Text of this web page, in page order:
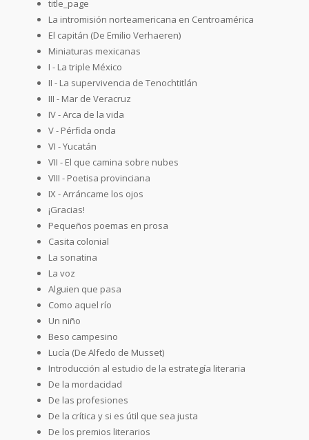
title_page
La intromisión norteamericana en Centroamérica
El capitán (De Emilio Verhaeren)
Miniaturas mexicanas
I - La triple México
II - La supervivencia de Tenochtitlán
III - Mar de Veracruz
IV - Arca de la vida
V - Pérfida onda
VI - Yucatán
VII - El que camina sobre nubes
VIII - Poetisa provinciana
IX - Arráncame los ojos
¡Gracias!
Pequeños poemas en prosa
Casita colonial
La sonatina
La voz
Alguien que pasa
Como aquel río
Un niño
Beso campesino
Lucía (De Alfedo de Musset)
Introducción al estudio de la estrategía literaria
De la mordacidad
De las profesiones
De la crítica y si es útil que sea justa
De los premios literarios